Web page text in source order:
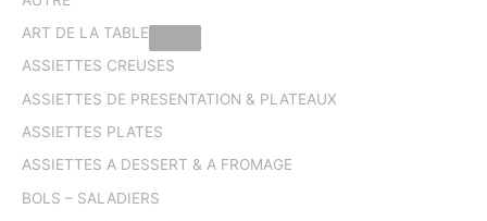
ART DE LA TABLE
ASSIETTES CREUSES
ASSIETTES DE PRESENTATION & PLATEAUX
ASSIETTES PLATES
ASSIETTES A DESSERT & A FROMAGE
BOLS – SALADIERS